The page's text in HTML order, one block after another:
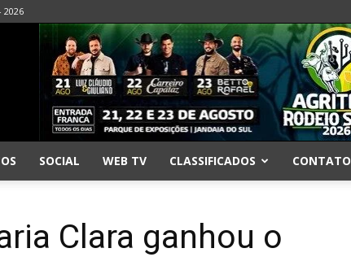
2026
SOCIAL WEB TV CLASSIFICADOS CONTATO
Clara ganhou o